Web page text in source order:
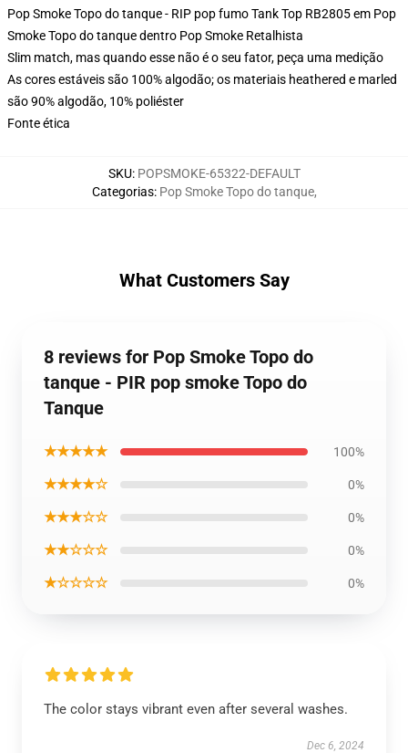
Pop Smoke Topo do tanque - RIP pop fumo Tank Top RB2805 em Pop
Smoke Topo do tanque dentro Pop Smoke Retalhista
Slim match, mas quando esse não é o seu fator, peça uma medição
As cores estáveis são 100% algodão; os materiais heathered e marled
são 90% algodão, 10% poliéster
Fonte ética
SKU: POPSMOKE-65322-DEFAULT
Categorias: Pop Smoke Topo do tanque,
What Customers Say
8 reviews for Pop Smoke Topo do
tanque - PIR pop smoke Topo do
Tanque
★★★★★ 100%
★★★★☆ 0%
★★★☆☆ 0%
★★☆☆☆ 0%
★☆☆☆☆ 0%
The color stays vibrant even after several washes.
Dec 6, 2024